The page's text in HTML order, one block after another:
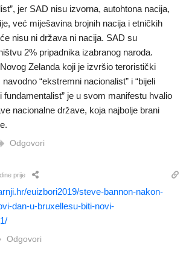
jer SAD nisu izvorna, autohtona nacija,
već miješavina brojnih nacija i etničkih
nisu ni država ni nacija. SAD su
2% pripadnika izabranog naroda.
Zelanda koji je izvršio teroristički
“ekstremni nacionalist” i “bijeli
fundamentalist” je u svom manifestu hvalio
nacionalne države, koja najbolje brani
Odgovori
prije
euizbori2019/steve-bannon-nakon-
dan-u-bruxellesu-biti-novi-
Odgovori